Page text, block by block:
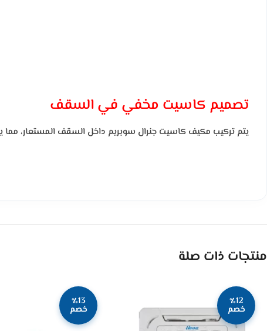
تصميم كاسيت مخفي في السقف
يتم تركيب مكيف كاسيت جنرال سوبريم داخل السقف المستعار، مما
منتجات ذات صلة
٪12
خصم
٪13
خصم